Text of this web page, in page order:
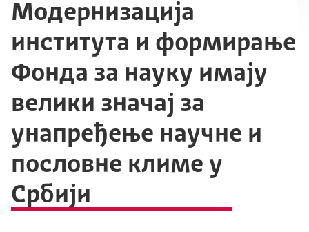
Модернизација
института и формирање
Фонда за науку имају
велики значај за
унапређење научне и
пословне климе у
Србији